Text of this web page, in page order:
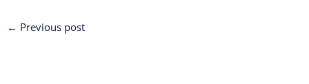
← Previous post